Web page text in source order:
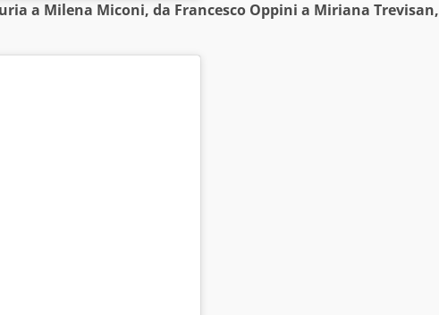
a Milena Miconi, da Francesco Oppini a Miriana Trevisan,